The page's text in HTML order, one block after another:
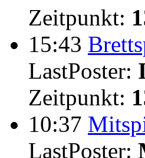
Zeitpunkt:
15:43
LastPoster:
Zeitpunkt:
10:37
LastPoster: